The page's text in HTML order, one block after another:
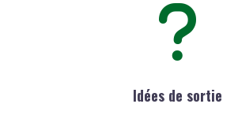
Idées de sortie